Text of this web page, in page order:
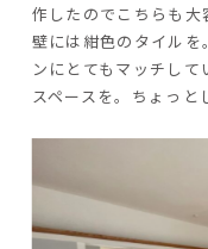
作したのでこちらも
壁には紺色のタイル
ンにとてもマッチし
スペースを。ちょっと